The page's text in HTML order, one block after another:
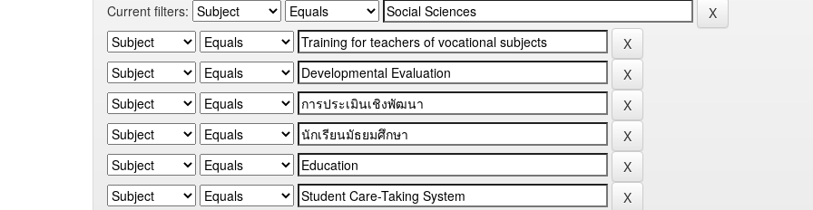
Current filters: